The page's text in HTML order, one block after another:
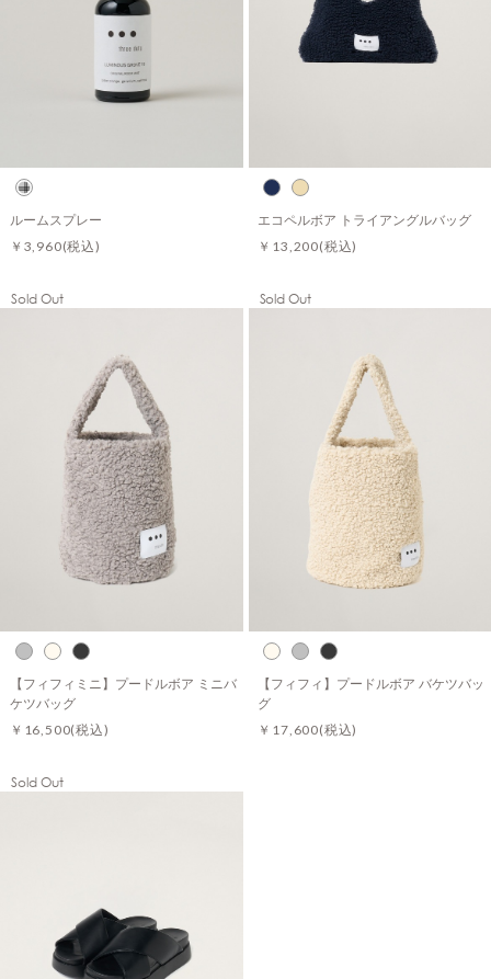
ルームスプレー
￥3,960(税込)
エコペルボア トライアングルバッグ
￥13,200(税込)
Sold Out
【フィフィミニ】プードルボア ミニバ
ケツバッグ
￥16,500(税込)
Sold Out
【フィフィ】プードルボア バケツバッ
グ
￥17,600(税込)
Sold Out